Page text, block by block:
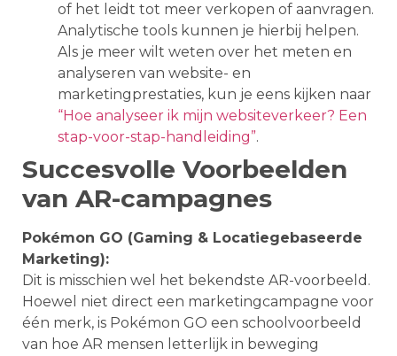
of het leidt tot meer verkopen of aanvragen.
Analytische tools kunnen je hierbij helpen.
Als je meer wilt weten over het meten en
analyseren van website- en
marketingprestaties, kun je eens kijken naar
“Hoe analyseer ik mijn websiteverkeer? Een
stap-voor-stap-handleiding”.
Succesvolle Voorbeelden
van AR-campagnes
Pokémon GO (Gaming & Locatiegebaseerde
Marketing):
Dit is misschien wel het bekendste AR-voorbeeld.
Hoewel niet direct een marketingcampagne voor
één merk, is Pokémon GO een schoolvoorbeeld
van hoe AR mensen letterlijk in beweging